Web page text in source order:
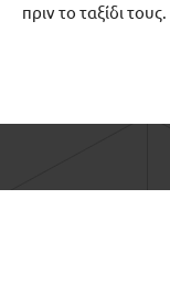
πριν το ταξίδι τους.